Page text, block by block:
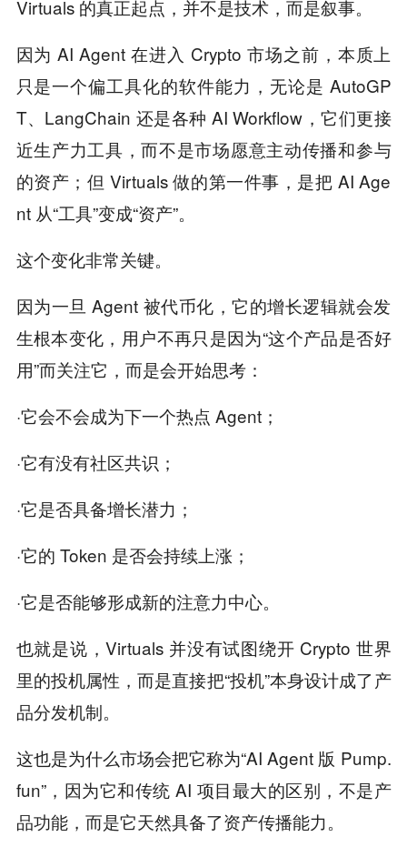
Virtuals 的真正起点，并不是技术，而是叙事。
因为 AI Agent 在进入 Crypto 市场之前，本质上
只是一个偏工具化的软件能力，无论是 AutoGP
T、LangChain 还是各种 AI Workflow，它们更接
近生产力工具，而不是市场愿意主动传播和参与
的资产；但 Virtuals 做的第一件事，是把 AI Age
nt 从“工具”变成“资产”。
这个变化非常关键。
因为一旦 Agent 被代币化，它的增长逻辑就会发
生根本变化，用户不再只是因为“这个产品是否好
用”而关注它，而是会开始思考：
·它会不会成为下一个热点 Agent；
·它有没有社区共识；
·它是否具备增长潜力；
·它的 Token 是否会持续上涨；
·它是否能够形成新的注意力中心。
也就是说，Virtuals 并没有试图绕开 Crypto 世界
里的投机属性，而是直接把“投机”本身设计成了产
品分发机制。
这也是为什么市场会把它称为“AI Agent 版 Pump.
fun”，因为它和传统 AI 项目最大的区别，不是产
品功能，而是它天然具备了资产传播能力。